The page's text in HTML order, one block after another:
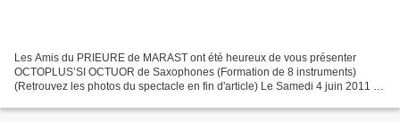
Les Amis du PRIEURE de MARAST ont été heureux de vous présenter
OCTOPLUS’SI OCTUOR de Saxophones (Formation de 8 instruments)
(Retrouvez les photos du spectacle en fin d'article) Le Samedi 4 juin 2011 à